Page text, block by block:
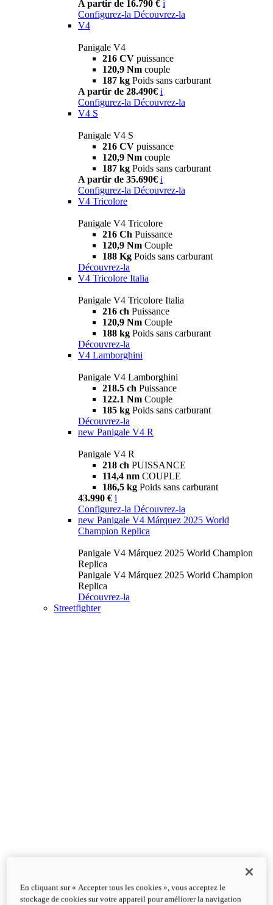
A partir de 16.790 € i
Configurez-la Découvrez-la
V4
Panigale V4
216 CV puissance
120,9 Nm couple
187 kg Poids sans carburant
A partir de 28.490€ i
Configurez-la Découvrez-la
V4 S
Panigale V4 S
216 CV puissance
120,9 Nm couple
187 kg Poids sans carburant
A partir de 35.690€ i
Configurez-la Découvrez-la
V4 Tricolore
Panigale V4 Tricolore
216 Ch Puissance
120,9 Nm Couple
188 Kg Poids sans carburant
Découvrez-la
V4 Tricolore Italia
Panigale V4 Tricolore Italia
216 ch Puissance
120,9 Nm Couple
188 kg Poids sans carburant
Découvrez-la
V4 Lamborghini
Panigale V4 Lamborghini
218.5 ch Puissance
122.1 Nm Couple
185 kg Poids sans carburant
Découvrez-la
new Panigale V4 R
Panigale V4 R
218 ch PUISSANCE
114,4 nm COUPLE
186,5 kg Poids sans carburant
43.990 € i
Configurez-la Découvrez-la
new Panigale V4 Márquez 2025 World
Champion Replica
Panigale V4 Márquez 2025 World Champion
Replica
Panigale V4 Márquez 2025 World Champion
Replica
Découvrez-la
Streetfighter
En cliquant sur « Accepter tous les cookies », vous acceptez le
stockage de cookies sur votre appareil pour améliorer la navigation